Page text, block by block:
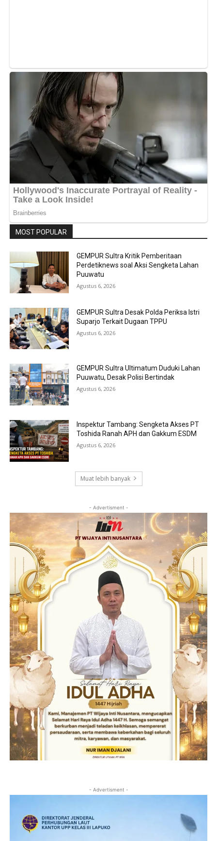
MOST POPULAR
GEMPUR Sultra Kritik Pemberitaan
Perdetiknews soal Aksi Sengketa Lahan
Puuwatu
Agustus 6, 2026
GEMPUR Sultra Desak Polda Periksa Istri
Suparjo Terkait Dugaan TPPU
Agustus 6, 2026
GEMPUR Sultra Ultimatum Duduki Lahan
Puuwatu, Desak Polisi Bertindak
Agustus 6, 2026
Inspektur Tambang: Sengketa Akses PT
Toshida Ranah APH dan Gakkum ESDM
Agustus 6, 2026
Muat lebih banyak
- Advertisment -
- Advertisment -